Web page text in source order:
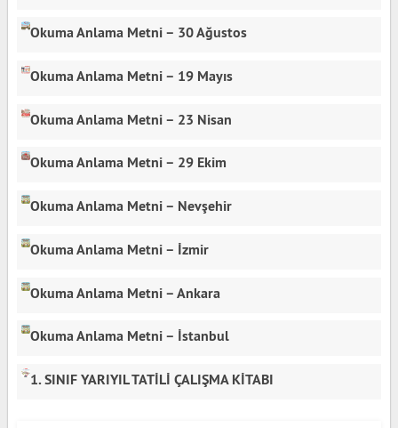
Okuma Anlama Metni – 30 Ağustos
Okuma Anlama Metni – 19 Mayıs
Okuma Anlama Metni – 23 Nisan
Okuma Anlama Metni – 29 Ekim
Okuma Anlama Metni – Nevşehir
Okuma Anlama Metni – İzmir
Okuma Anlama Metni – Ankara
Okuma Anlama Metni – İstanbul
1. SINIF YARIYIL TATİLİ ÇALIŞMA KİTABI